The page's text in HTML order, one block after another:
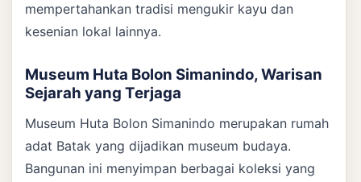
mempertahankan tradisi mengukir kayu dan
kesenian lokal lainnya.
Museum Huta Bolon Simanindo, Warisan
Sejarah yang Terjaga
Museum Huta Bolon Simanindo merupakan rumah
adat Batak yang dijadikan museum budaya.
Bangunan ini menyimpan berbagai koleksi yang